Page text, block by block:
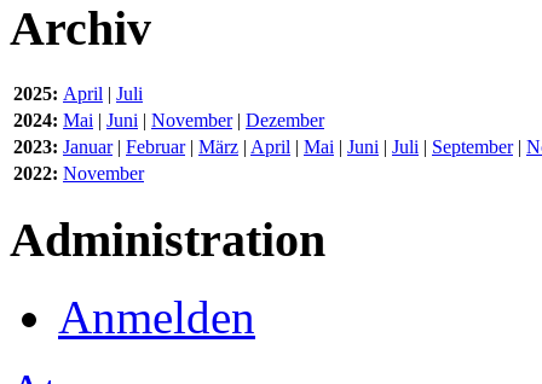
Archiv
2025: April | Juli
2024: Mai | Juni | November| Dezember
2023: Januar| Februar| März | April | Mai | Juni | Juli | September|
2022: November
Administration
Anmelden